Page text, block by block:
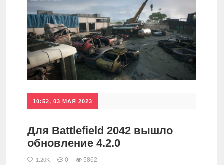
10:52, 03 МАЯ 2023
Для Battlefield 2042 вышло
обновление 4.2.0
1.20K 0 5862